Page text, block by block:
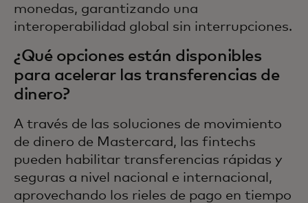
monedas, garantizando una
interoperabilidad global sin interrupciones.
¿Qué opciones están disponibles
para acelerar las transferencias de
dinero?
A través de las soluciones de movimiento
de dinero de Mastercard, las fintechs
pueden habilitar transferencias rápidas y
seguras a nivel nacional e internacional,
aprovechando los rieles de pago en tiempo